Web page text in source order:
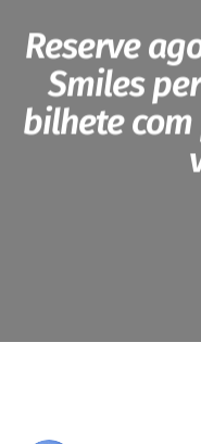
Reserve
Smiles
bilhete